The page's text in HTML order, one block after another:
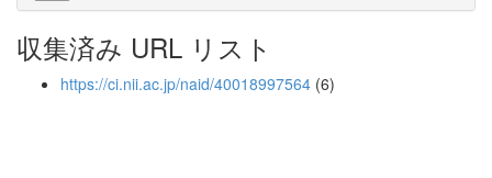
収集済み URL リスト
https://ci.nii.ac.jp/naid/40018997564 (6)